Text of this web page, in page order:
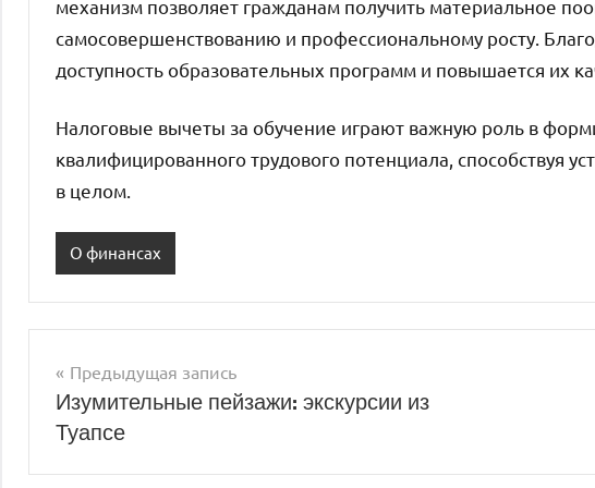
механизм позволяет гражданам получить материальное
самосовершенствованию и профессиональному росту.
доступность образовательных программ и повышается их
Налоговые вычеты за обучение играют важную роль в
квалифицированного трудового потенциала, способствуя
в целом.
О финансах
Навигация
по
записям
Предыдущая запись
Изумительные пейзажи: экскурсии из
Туапсе